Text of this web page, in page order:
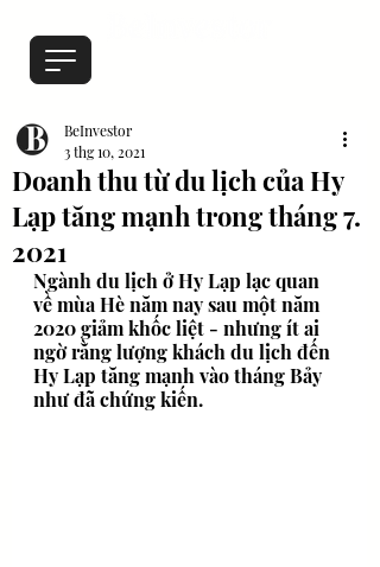
Doanh thu từ du lịch của Hy
Lạp tăng mạnh trong tháng 7.
2021
BeInvestor
3 thg 10, 2021
Ngành du lịch ở Hy Lạp lạc quan
về mùa Hè năm nay sau một năm
2020 giảm khốc liệt - nhưng ít ai
ngờ rằng lượng khách du lịch đến
Hy Lạp tăng mạnh vào tháng Bảy
như đã chứng kiến.